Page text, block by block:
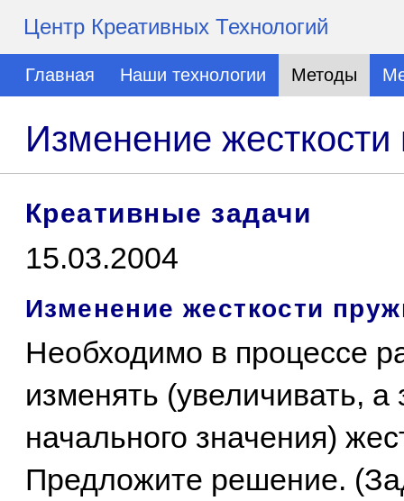
Центр Креативных Технологий
Главная Наши технологии Методы
Изменение
Креативные задачи
15.03.2004
Изменение жесткости
Необходимо в процессе
изменять (увеличивать,
начального значения)
Предложите решение.